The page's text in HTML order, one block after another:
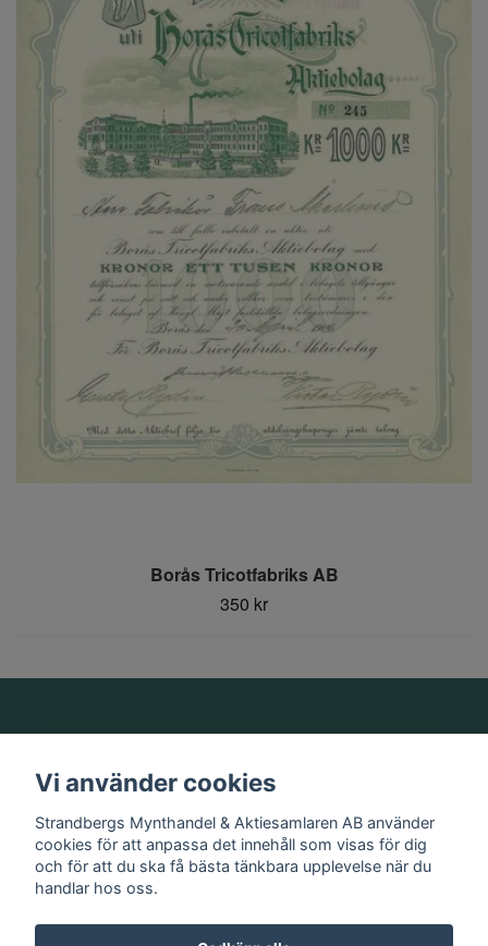
Borås Tricotfabriks AB
350 kr
Information
Sociala medier
Vi använder cookies
Strandbergs Mynthandel & Aktiesamlaren AB använder
cookies för att anpassa det innehåll som visas för dig
och för att du ska få bästa tänkbara upplevelse när du
handlar hos oss.